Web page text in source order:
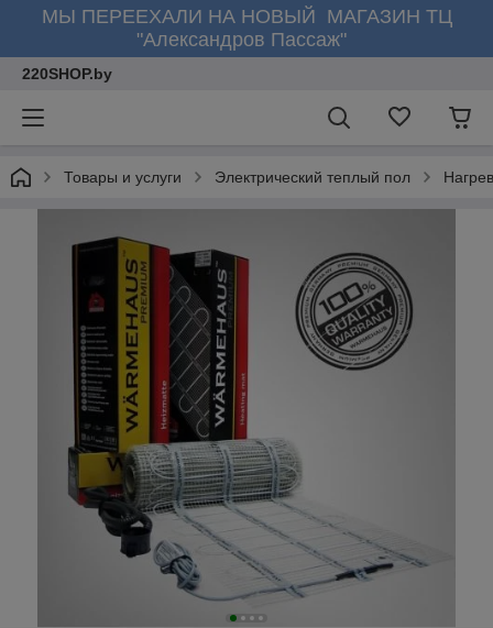
МЫ ПЕРЕЕХАЛИ НА НОВЫЙ МАГАЗИН ТЦ
"Александров Пассаж"
220SHOP.by
Товары и услуги Электрический теплый пол